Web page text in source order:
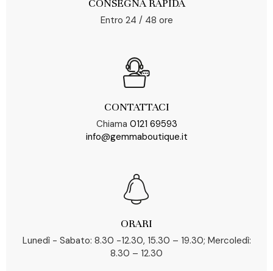
CONSEGNA RAPIDA
Entro 24 / 48 ore
CONTATTACI
Chiama 0121 69593
info@gemmaboutique.it
ORARI
Lunedì - Sabato: 8.30 -12.30, 15.30 – 19.30; Mercoledì:
8.30 – 12.30